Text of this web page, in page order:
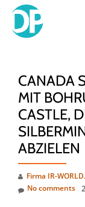
Skip
CANADA
MIT
CASTLE,
ABZIELEN
Firma IR-
No comments